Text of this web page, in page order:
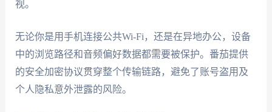
视。
无论你是用手机连接公共Wi-Fi，还是在异地办公，设备
中的浏览路径和音频偏好数据都需要被保护。番茄提供
的安全加密协议贯穿整个传输链路，避免了账号盗用及
个人隐私意外泄露的风险。